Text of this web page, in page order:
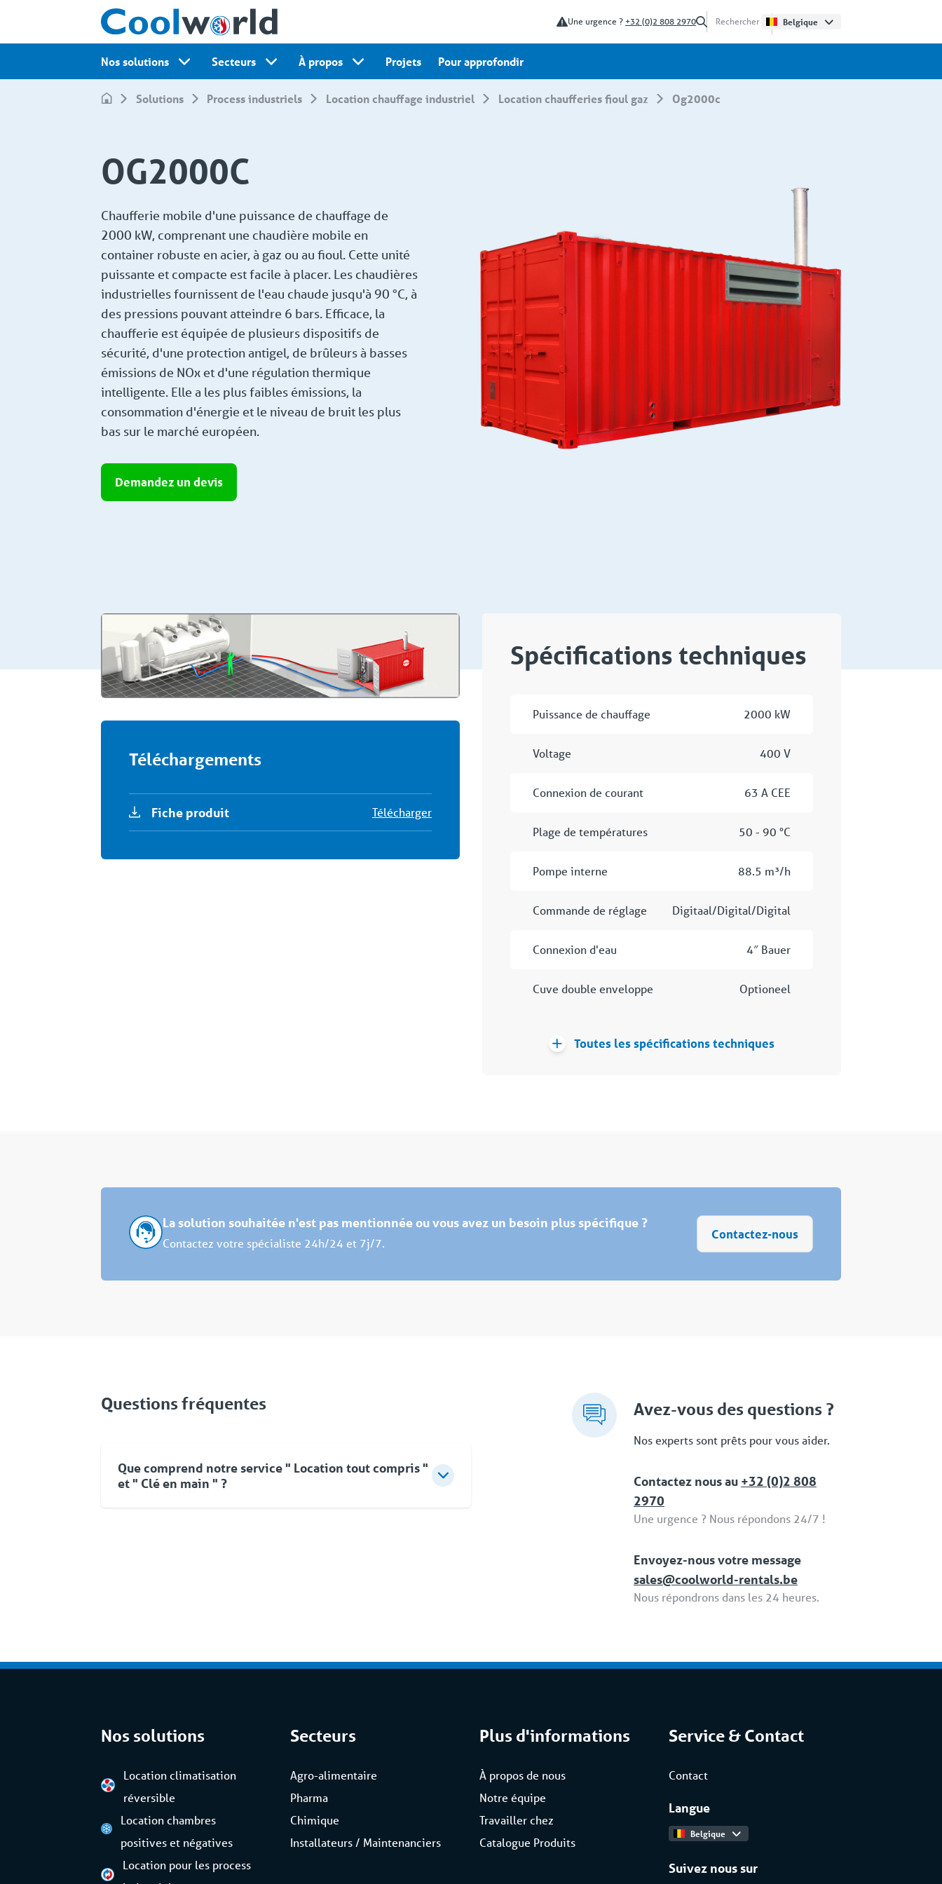
Une urgence ? +32 (0)2 808 2970 Belgique
Nos solutions Secteurs À propos Projets Pour approfondir
Solutions Process industriels Location chauffage industriel Location chaufferies fioul gaz og2000c
OG2000C
Chaufferie mobile d'une puissance de chauffage de
2000 kW, comprenant une chaudière mobile en
container robuste en acier, à gaz ou au fioul. Cette unité
puissante et compacte est facile à placer. Les chaudières
industrielles fournissent de l'eau chaude jusqu'à 90 °C, à
des pressions pouvant atteindre 6 bars. Efficace, la
chaufferie est équipée de plusieurs dispositifs de
sécurité, d'une protection antigel, de brûleurs à basses
émissions de NOx et d'une régulation thermique
intelligente. Elle a les plus faibles émissions, la
consommation d'énergie et le niveau de bruit les plus
bas sur le marché européen.
Demandez un devis
Téléchargements
Fiche produit Télécharger
Spécifications techniques
Puissance de chauffage 2000 kW
Voltage 400 V
Connexion de courant 63 A CEE
Plage de températures 50 - 90 °C
Pompe interne 88.5 m³/h
Commande de réglage Digitaal/Digital/Digital
Connexion d'eau 4″ Bauer
Cuve double enveloppe Optioneel
Toutes les spécifications techniques
La solution souhaitée n'est pas mentionnée ou vous avez un besoin plus spécifique ?
Contactez votre spécialiste 24h/24 et 7j/7.
Contactez-nous
Questions fréquentes
Que comprend notre service " Location tout compris "
et " Clé en main " ?
Avez-vous des questions ?
Nos experts sont prêts pour vous aider.
Contactez nous au +32 (0)2 808
2970
Une urgence ? Nous répondons 24/7 !
Envoyez-nous votre message
sales@coolworld-rentals.be
Nous répondrons dans les 24 heures.
Nos solutions
Location climatisation
réversible
Location chambres
positives et négatives
Location pour les process
Secteurs
Agro-alimentaire
Pharma
Chimique
Installateurs / Maintenanciers
Plus d'informations
À propos de nous
Notre équipe
Travailler chez
Catalogue Produits
Service & Contact
Contact
Langue
Belgique
Suivez nous sur